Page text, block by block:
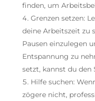
finden, um
Grenzen setzen:
deine Arbeitszeit zu
Pausen einzulegen
Entspannung zu
setzt, kannst du den
Hilfe suchen:
zögere nicht,